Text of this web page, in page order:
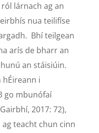
lárnach ag an
nua teilifíse
Bhí teilgean
arís de bharr an
an stáisiúin.
hÉireann i
go mbunófaí
2017: 72),
teacht chun cinn